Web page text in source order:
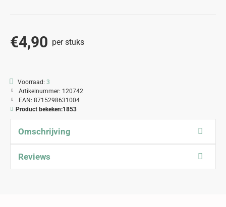
€4,90 per stuks
Voorraad: 3
Artikelnummer: 120742
EAN: 8715298631004
Product bekeken:1853
Omschrijving
Reviews